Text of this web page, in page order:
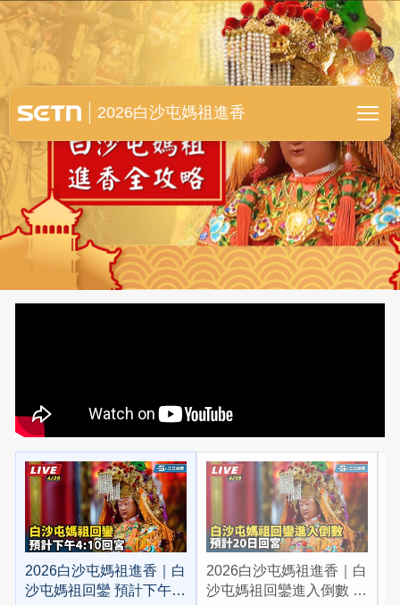
白沙屯媽祖進香全紀錄
2026白沙屯媽祖進香
2026白沙屯媽祖進香｜白
沙屯媽祖回鑾 預計下午
2026白沙屯媽祖進香｜白
沙屯媽祖回鑾進入倒數 預